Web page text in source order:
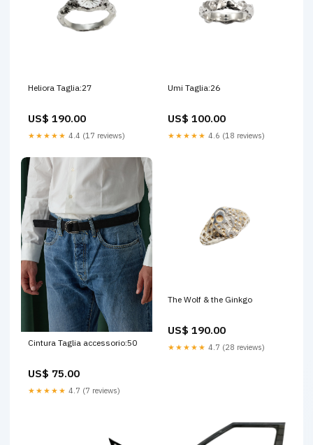
Heliora Taglia:27
US$ 190.00
★★★★★ 4.4 (17 reviews)
Umi Taglia:26
US$ 100.00
★★★★★ 4.6 (18 reviews)
Cintura Taglia accessorio:50
US$ 75.00
★★★★★ 4.7 (7 reviews)
The Wolf & the Ginkgo
US$ 190.00
★★★★★ 4.7 (28 reviews)